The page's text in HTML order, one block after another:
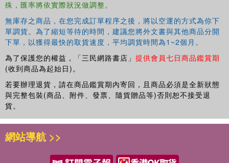
殊，匯率將依實際狀況做調整。
無庫存之商品，在您完成訂單程序之後，將以空運的方式為你下
單調貨。為了縮短等待的時間，建議您將外文書與其他商品分開
下單，以獲得最快的取貨速度，平均調貨時間為1~2個月。
為了保護您的權益，「三民網路書店」 提供會員七日商品鑑賞期
(收到商品為起始日)。
若要辦理退貨，請在商品鑑賞期內寄回，且商品必須是全新狀態
與完整包裝(商品、附件、發票、隨貨贈品等)否則恕不接受退
貨。
網站導航 >>